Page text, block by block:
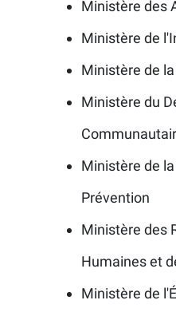
Ministère des
Ministère de
Ministère de
Ministère du
Ministère de
Prévention
Ministère des
Humaines et
Ministère de